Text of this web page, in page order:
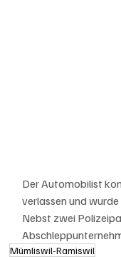
Der Automobilist
verlassen und
Nebst zwei
Mümliswil-Ramiswil